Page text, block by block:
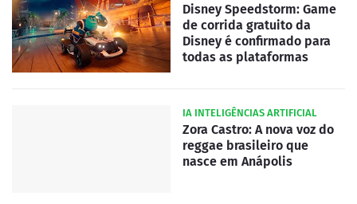
Disney Speedstorm: Game
de corrida gratuito da
Disney é confirmado para
todas as plataformas
IA INTELIGÊNCIAS ARTIFICIAL
Zora Castro: A nova voz do
reggae brasileiro que
nasce em Anápolis